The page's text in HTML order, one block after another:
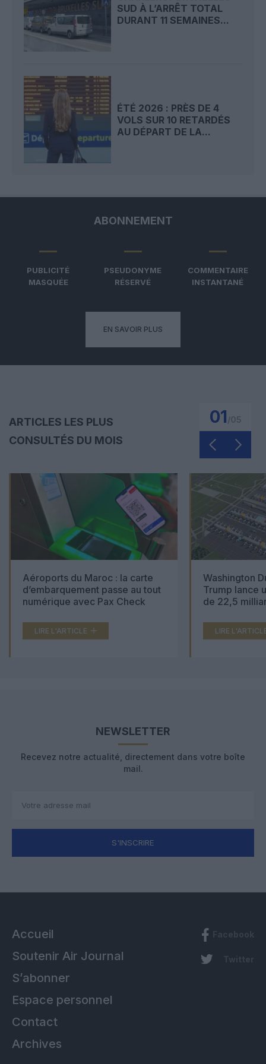
SUD À L’ARRÊT TOTAL
DURANT 11 SEMAINES...
ÉTÉ 2026 : PRÈS DE 4
VOLS SUR 10 RETARDÉS
AU DÉPART DE LA...
ABONNEMENT
PUBLICITÉ
MASQUÉE
PSEUDONYME
RÉSERVÉ
COMMENTAIRE
INSTANTANÉ
EN SAVOIR PLUS
ARTICLES LES PLUS
CONSULTÉS DU MOIS
01
Aéroports du Maroc : la carte
d’embarquement passe au tout
numérique avec Pax Check
LIRE L'ARTICLE
Washington
Trump lance
de 22,5
LIRE
NEWSLETTER
Recevez notre actualité, directement dans votre boîte
mail.
S'INSCRIRE
Accueil
Soutenir Air Journal
S’abonner
Espace personnel
Contact
Archives